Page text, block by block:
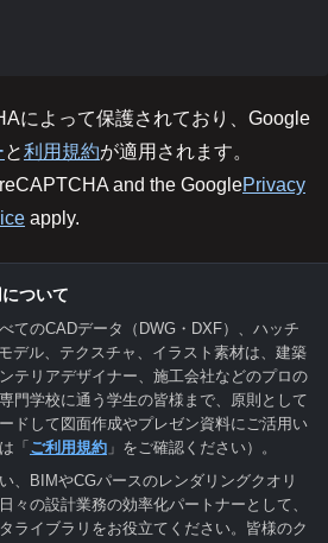
によって保護されており、Google
と利用規約が適用されます。
and the GooglePrivacy
apply.
ついて
てのCADデータ（DWG・DXF）、ハッチ
デル、テクスチャ、イラスト素材は、建築
テリアデザイナー、施工会社などのプロの
門学校に通う学生の皆様まで、原則として
ドして図面作成やプレゼン資料にご活用い
「ご利用規約 」をご確認ください）。
、BIMやCGパースのレンダリングクオリ
々の設計業務の効率化パートナーとして、
ライブラリをお役立てください。皆様のク